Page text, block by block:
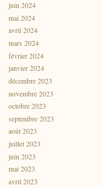
juin 2024
mai 2024
avril 2024
mars 2024
février 2024
janvier 2024
décembre 2023
novembre 2023
octobre 2023
septembre 2023
août 2023
juillet 2023
juin 2023
mai 2023
avril 2023